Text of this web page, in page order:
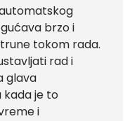
brzo i
tokom rada.
rad i
glava
je to
i